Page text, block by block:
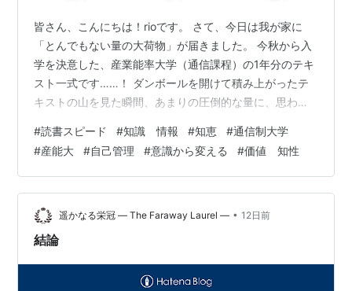
皆さん、こんにちは！rioです。 さて、今日は我が家に
「とんでもない量の大荷物」が届きました。 今秋から入
学を決意した、産業能率大学（通信課程）の1年分のテキ
スト一式です……！ ダンボールを開けて積み上がったテ
キストの山を見た瞬間、あまりの圧倒的な量に、思わず
てしまいました（笑）。 私が産能大の通信課程で学ぶこ
とを決めたのは、単に「大学卒業の肩書（学）」が欲し
いからではありません。これから自分が仕事や実務で直
面する課題に対して、本質的な知識を身につけ、実践に
落とし込みたいという強い探究心があったからです。 実
は昨日も、入学説明会と模擬オンライ…
#読書スピード #知識 情報 #知恵 #通信制大学
#産能大 #自己管理 #意識から変える #価値 知性
遥かなる栄冠 ― The Faraway Laurel ― • 12日前
結論